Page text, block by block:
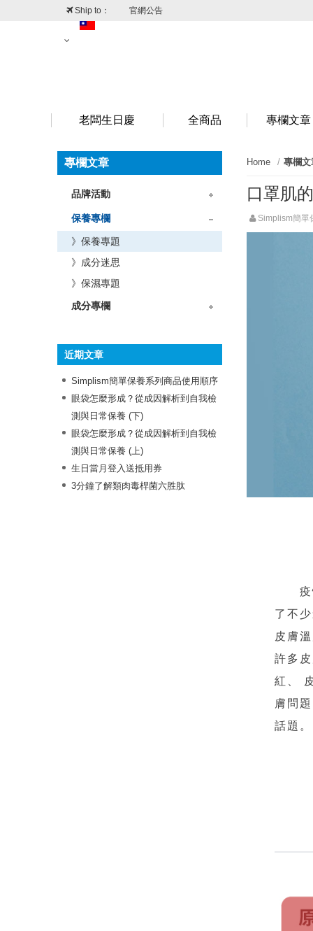
Ship to： 官網公告
老闆生日慶 全商品 專欄文章
專欄文章
品牌活動
》品牌情報
》折扣情報
保養專欄
》保養專題
》成分迷思
》保濕專題
成分專欄
近期文章
Simplism簡單保養系列商品使用順序
眼袋怎麼形成？從成因解析到自我檢
測與日常保養 (下)
眼袋怎麼形成？從成因解析到自我檢
測與日常保養 (上)
生日當月登入送抵用券
3分鐘了解類肉毒桿菌六胜肽
Home 專欄文
口罩肌
Simplism簡單
疫情
了不
皮膚
許多
紅、
膚問
話題。